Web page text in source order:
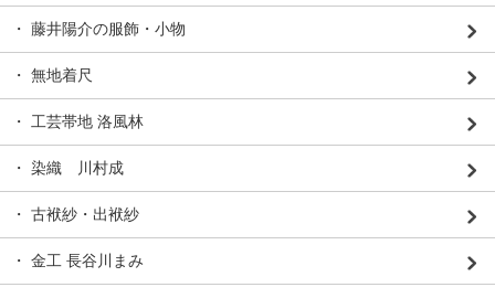
・ 藤井陽介の服飾・小物
・ 無地着尺
・ 工芸帯地 洛風林
・ 染織 川村成
・ 古袱紗・出袱紗
・ 金工 長谷川まみ